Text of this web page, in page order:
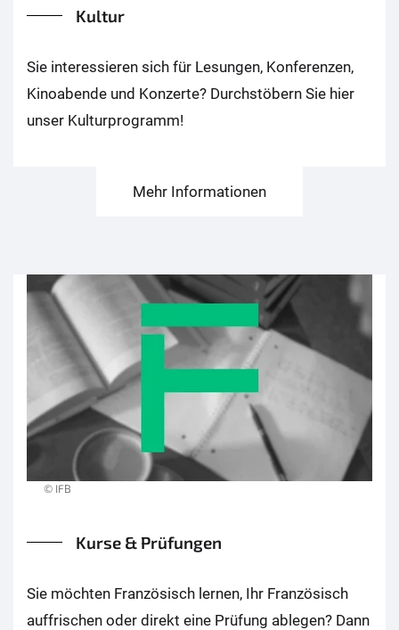
Kultur
Sie interessieren sich für Lesungen, Konferenzen,
Kinoabende und Konzerte? Durchstöbern Sie hier
unser Kulturprogramm!
Mehr Informationen
© IFB
Kurse & Prüfungen
Sie möchten Französisch lernen, Ihr Französisch
auffrischen oder direkt eine Prüfung ablegen? Dann